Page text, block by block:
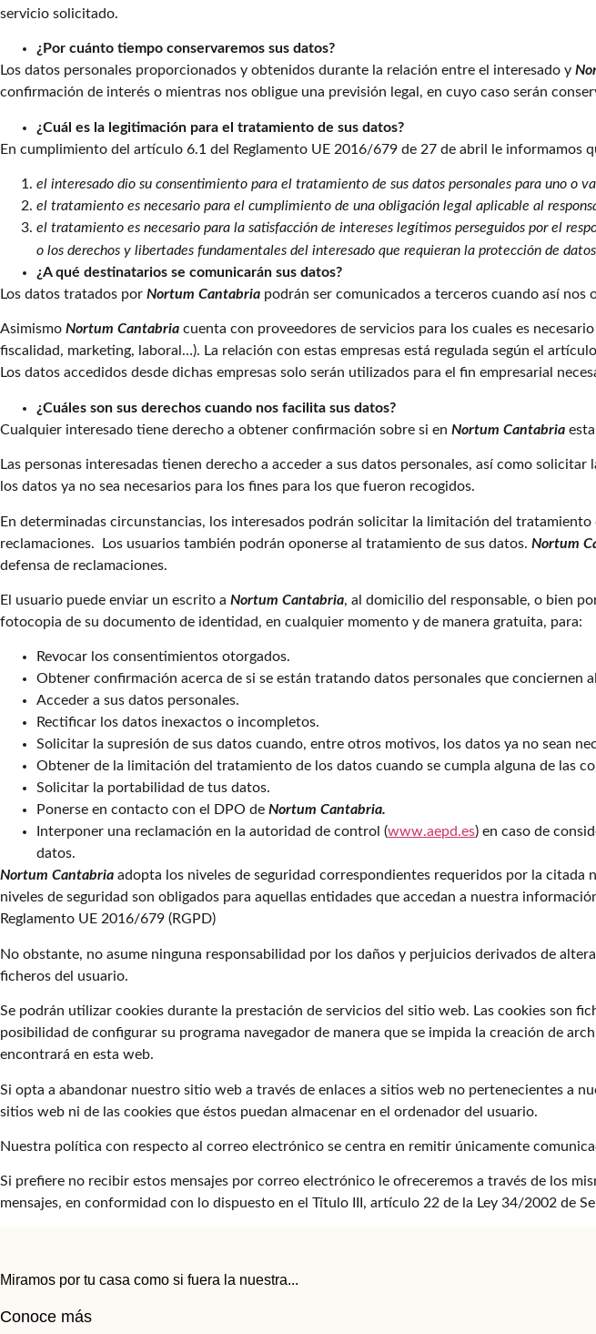
servicio solicitado.
¿Por cuánto tiempo conservaremos sus datos?
Los datos personales proporcionados y obtenidos durante la relación entre el interesado y
confirmación de interés o mientras nos obligue una previsión legal, en cuyo caso serán
¿Cuál es la legitimación para el tratamiento de sus datos?
En cumplimiento del artículo 6.1 del Reglamento UE 2016/679 de 27 de abril le informamos
el interesado dio su consentimiento para el tratamiento de sus datos personales para uno o
el tratamiento es necesario para el cumplimiento de una obligación legal aplicable al
el tratamiento es necesario para la satisfacción de intereses legítimos perseguidos por el
o los derechos y libertades fundamentales del interesado que requieran la protección de
¿A qué destinatarios se comunicarán sus datos?
Los datos tratados por Nortum Cantabria podrán ser comunicados a terceros cuando así nos
Asimismo Nortum Cantabria cuenta con proveedores de servicios para los cuales es
fiscalidad, marketing, laboral…). La relación con estas empresas está regulada según el
Los datos accedidos desde dichas empresas solo serán utilizados para el fin empresarial
¿Cuáles son sus derechos cuando nos facilita sus datos?
Cualquier interesado tiene derecho a obtener confirmación sobre si en Nortum Cantabria
Las personas interesadas tienen derecho a acceder a sus datos personales, así como
los datos ya no sea necesarios para los fines para los que fueron recogidos.
En determinadas circunstancias, los interesados podrán solicitar la limitación del
reclamaciones. Los usuarios también podrán oponerse al tratamiento de sus datos. Nortum
defensa de reclamaciones.
El usuario puede enviar un escrito a Nortum Cantabria, al domicilio del responsable, o bien
fotocopia de su documento de identidad, en cualquier momento y de manera gratuita, para:
Revocar los consentimientos otorgados.
Obtener confirmación acerca de si se están tratando datos personales que conciernen
Acceder a sus datos personales.
Rectificar los datos inexactos o incompletos.
Solicitar la supresión de sus datos cuando, entre otros motivos, los datos ya no sean
Obtener de la limitación del tratamiento de los datos cuando se cumpla alguna de las
Solicitar la portabilidad de tus datos.
Ponerse en contacto con el DPO de Nortum Cantabria.
Interponer una reclamación en la autoridad de control (www.aepd.es) en caso de
datos.
Nortum Cantabria adopta los niveles de seguridad correspondientes requeridos por la
niveles de seguridad son obligados para aquellas entidades que accedan a nuestra
Reglamento UE 2016/679 (RGPD)
No obstante, no asume ninguna responsabilidad por los daños y perjuicios derivados de
ficheros del usuario.
Se podrán utilizar cookies durante la prestación de servicios del sitio web. Las cookies son
posibilidad de configurar su programa navegador de manera que se impida la creación de
encontrará en esta web.
Si opta a abandonar nuestro sitio web a través de enlaces a sitios web no pertenecientes a
sitios web ni de las cookies que éstos puedan almacenar en el ordenador del usuario.
Nuestra política con respecto al correo electrónico se centra en remitir únicamente
Si prefiere no recibir estos mensajes por correo electrónico le ofreceremos a través de los
mensajes, en conformidad con lo dispuesto en el Título III, artículo 22 de la Ley 34/2002 de
Miramos por tu casa como si fuera la nuestra...
Conoce más